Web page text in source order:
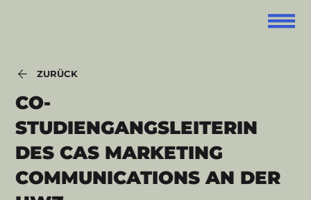
CO-
STUDIENGANGSLEITERIN
DES CAS MARKETING
COMMUNICATIONS AN DER
ZURÜCK